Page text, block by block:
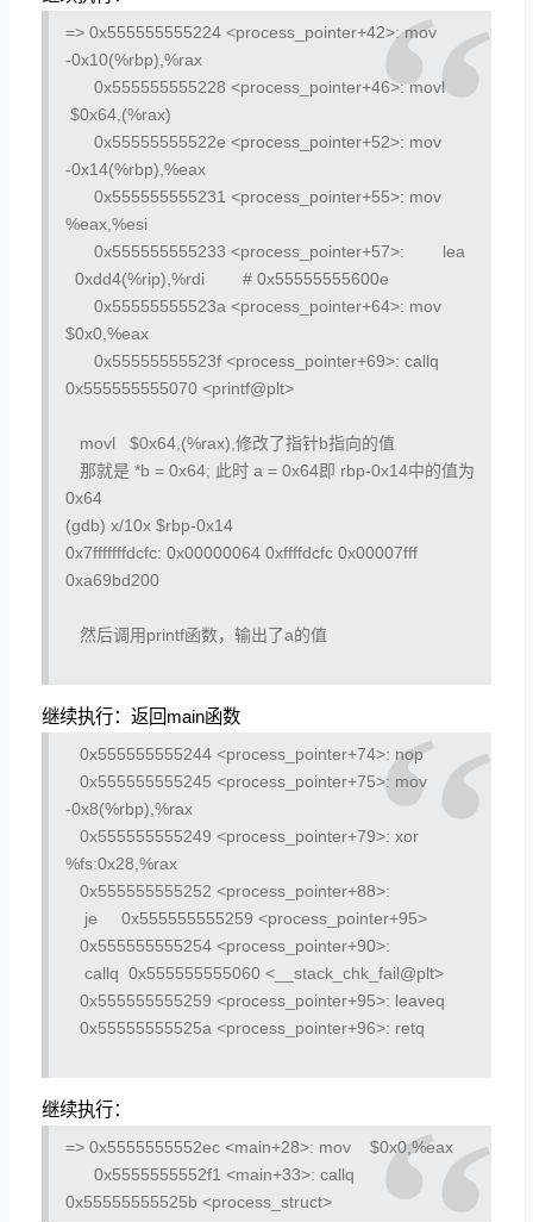
=> 0x555555555224 <process_pointer+42>: mov
-0x10(%rbp),%rax
0x555555555228 <process_pointer+46>: movl
$0x64,(%rax)
0x55555555522e <process_pointer+52>: mov
-0x14(%rbp),%eax
0x555555555231 <process_pointer+55>: mov
%eax,%esi
0x555555555233 <process_pointer+57>: lea
0xdd4(%rip),%rdi # 0x55555555600e
0x55555555523a <process_pointer+64>: mov
$0x0,%eax
0x55555555523f <process_pointer+69>: callq
0x555555555070 <printf@plt>
movl $0x64,(%rax),修改了指针b指向的值
那就是 *b = 0x64; 此时 a = 0x64即 rbp-0x14中的值为
0x64
(gdb) x/10x $rbp-0x14
0x7fffffffdcfc: 0x00000064 0xffffdcfc 0x00007fff
0xa69bd200
然后调用printf函数，输出了a的值
继续执行：返回main函数
0x555555555244 <process_pointer+74>: nop
0x555555555245 <process_pointer+75>: mov
-0x8(%rbp),%rax
0x555555555249 <process_pointer+79>: xor
%fs:0x28,%rax
0x555555555252 <process_pointer+88>:
je 0x555555555259 <process_pointer+95>
0x555555555254 <process_pointer+90>:
callq 0x555555555060 <__stack_chk_fail@plt>
0x555555555259 <process_pointer+95>: leaveq
0x55555555525a <process_pointer+96>: retq
继续执行：
=> 0x5555555552ec <main+28>: mov $0x0,%eax
0x5555555552f1 <main+33>: callq
0x55555555525b <process_struct>